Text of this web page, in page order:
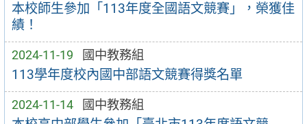
本校師生參加「113年度全國語文競賽」，榮獲佳
績！
2024-11-19 國中教務組
113學年度校內國中部語文競賽得獎名單
2024-11-14 國中教務組